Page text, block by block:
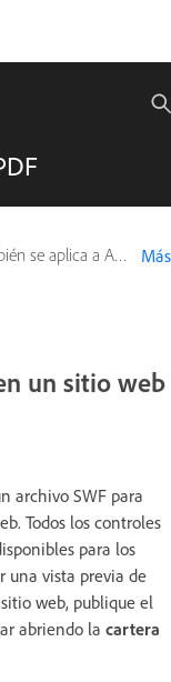
a Adobe Acrobat 2017, Adobe Acrobat 2020 Más
un sitio web
archivo SWF para
Todos los controles
para los
una vista previa de
web, publique el
abriendo la cartera